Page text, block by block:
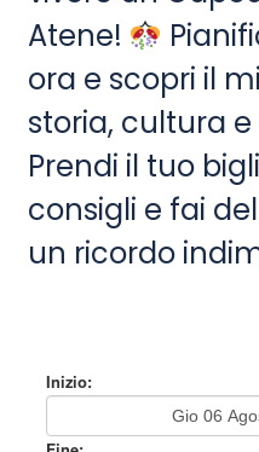
Atene!
ora e scopri il
storia, cultura
Prendi il tuo
consigli e fai
un ricordo